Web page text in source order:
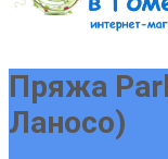
Пряжа
Ланосо)